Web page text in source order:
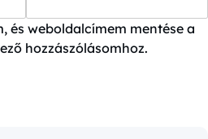
és weboldalcímem mentése a
hozzászólásomhoz.